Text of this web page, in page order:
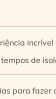
de
para fazer